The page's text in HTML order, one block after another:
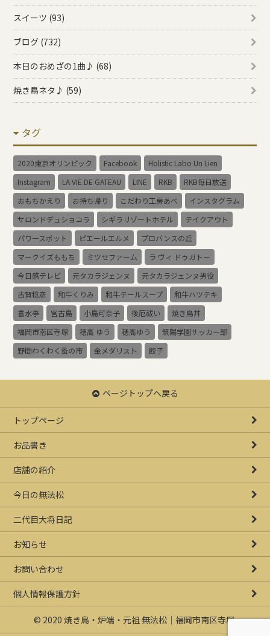
スイーツ (93)
ブログ (732)
本日のおめざの1曲♪ (68)
焼き鳥ネタ♪ (59)
タグ
2020東京オリンピック Facebook
Holistic Labo Un Lien
Instagram
LA VIE DE GATEAU LINE RKB
RKB毎日放送
おもちかえり
お持ち帰り こだわり工房あべ
インスタグラム
サロンドデュショコラ
シギラリゾートホテル
テイクアウト
パワースポット
ピエールエルメ
プロバンスの丘
マークイズももち
ミツセファーム
ラ ヴィ ドゥガトー
今日感テレビ
元タカラジェンヌ
元タカラジェンヌ男役
古賀稔彦
和牛くりみ 和牛テールスープ
和牛ハツテキ
喜水亭
宮古島 小島可奈子 後厄祓い
焼き鳥丼
福岡市南区寺塚
穂高 ゆう 穂高ゆう
筑陽学園サッカー部
野間わくわく蚤の市
金メダリスト 餃子
ページトップへ戻る
トップページ
お品書き
店舗の紹介
今日の無法松
二代目大将日記
お知らせ
お問い合わせ
個人情報保護方針
© 2020 焼き鳥・炉端・元祖 無法松｜福岡市南区寺塚.